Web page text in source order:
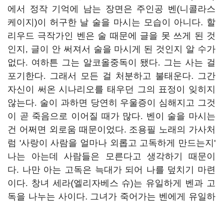
에서 정작 기억에 남는 장면은 주인공 벤(니콜라스
케이지)이 허구한 날 술을 마시는 모습이 아니다. 할
리우드 극작가인 벤은 술 때문에 글을 못 쓰게 된 것
인지, 글이 안 써져서 술을 마시게 된 것인지 알 수가
없다. 여하튼 그는 알코올중독이 됐다. 그는 사는 걸
포기한다. 그래서 모든 걸 처분하고 불태운다. 그간
자신이 써온 시나리오를 태우던 그의 표정이 잊히지
않는다. 술이 과하면 당연히 우울증이 심해지고 그것
이 곧 죽음으로 이어질 때가 많다. 벤이 술을 마시는
건 어쩌면 외로움 때문이었다. 조용필 노래의 가사처
럼 '사랑이 사람을 얼마나 외롭고 고독하게 만드는지'
나는 아는데 사람들은 모른다고 생각하기 때문이
다. 나만 아는 고독은 늑대가 되어 나를 덮치기 마련
이다. 창녀 세라(엘리자베스 슈)는 유일하게 벤과 고
독을 나누는 사이다. 그녀가 죽어가는 벤에게 유일하